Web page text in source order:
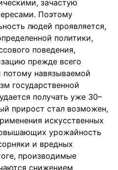
зачастую
Поэтому
людей проявляется,
политики,
поведения,
прежде всего
потому навязываемой
государственной
получать уже 30–
прирост стал возможен,
искусственных
урожайность
и вредных
производимые
снижением